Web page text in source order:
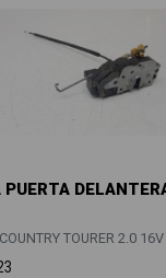
PUERTA
TOURER 2.0 16V